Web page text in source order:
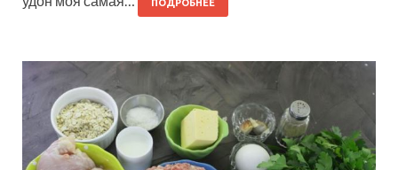
ПОДРОБНЕЕ